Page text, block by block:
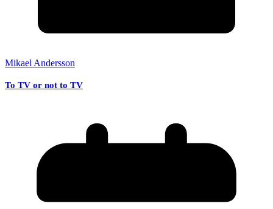
Mikael Andersson
To TV or not to TV